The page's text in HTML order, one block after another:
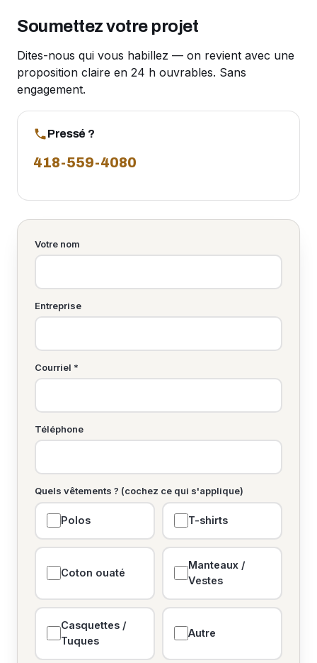
Soumettez votre projet
Dites-nous qui vous habillez — on revient avec une
proposition claire en 24 h ouvrables. Sans
engagement.
Pressé ?
418-559-4080
Votre nom
Entreprise
Courriel *
Téléphone
Quels vêtements ? (cochez ce qui s'applique)
Polos T-shirts
Coton ouaté
Manteaux /
Vestes
Casquettes /
Tuques
Autre